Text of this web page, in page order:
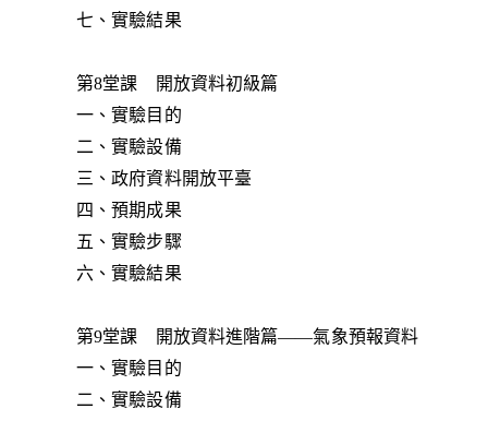
七、實驗結果
第8堂課 開放資料初級篇
一、實驗目的
二、實驗設備
三、政府資料開放平臺
四、預期成果
五、實驗步驟
六、實驗結果
第9堂課 開放資料進階篇——氣象預報資料
一、實驗目的
二、實驗設備